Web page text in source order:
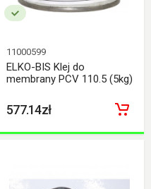
11000599
ELKO-BIS Klej do
membrany PCV 110.5 (5kg)
577.14zł